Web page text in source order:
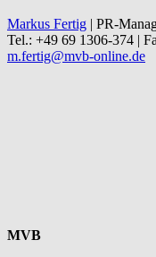
Markus Fertig | PR-
Tel.: +49 69 1306-374 |
m.fertig@mvb-online.de
MVB